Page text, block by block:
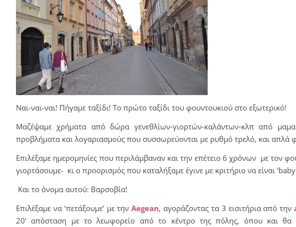
Ναι-ναι-ναι! Πήγαμε ταξίδι! Το πρώτο ταξίδι του φουντουκιού στο εξωτερικό!
Μαζέψαμε χρήματα από δώρα γενεθλίων-γιορτών-καλάντων-κλπ από
προβλήματα και λογαριασμούς που συσσωρεύονται με ρυθμό τρελό, και απλά
Επιλέξαμε ημερομηνίες που περιλάμβαναν και την επέτειο 6 χρόνων με τον
γιορτάσουμε- κι ο προορισμός που καταλήξαμε έγινε με κριτήριο να είναι ‘baby
Και το όνομα αυτού: Βαρσοβία!
Επιλέξαμε να ‘πετάξουμε’ με την Aegean, αγοράζοντας τα 3 εισιτήρια από την
20’ απόσταση με το λεωφορείο από το κέντρο της πόλης, όπου και θα